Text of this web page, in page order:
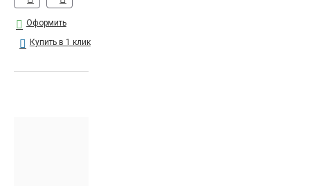
Оформить
Купить в 1 клик